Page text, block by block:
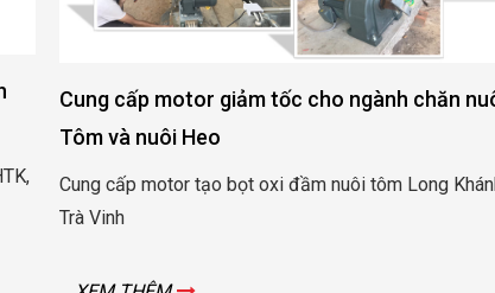
Cung cấp motor giảm tốc cho ngành chăn nuôi
Cung cấp motor tạo bọt oxi đầm nuôi tôm Long Khánh –
Trà Vinh
XEM THÊM